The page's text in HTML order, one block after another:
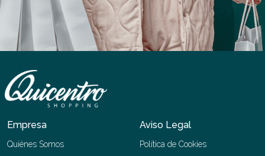
Empresa
Quiénes Somos
Aviso Legal
Política de Cookies